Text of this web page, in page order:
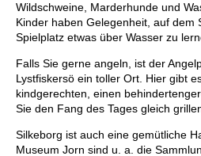
Wildschweine, Marderhunde und
Kinder haben Gelegenheit, auf dem
Spielplatz etwas über Wasser zu
Falls Sie gerne angeln, ist der
Lystfiskersö ein toller Ort. Hier gibt
kindgerechten, einen
Sie den Fang des Tages gleich
Silkeborg ist auch eine gemütliche
Museum Jorn sind u. a. die